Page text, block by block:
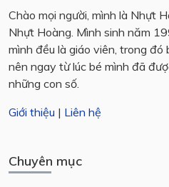
Chào mọi người, mình là Nhựt
Nhựt Hoàng. Mình sinh năm
mình đều là giáo viên, trong đó
nên ngay từ lúc bé mình đã
những con số.
Giới thiệu | Liên hệ
Chuyên mục